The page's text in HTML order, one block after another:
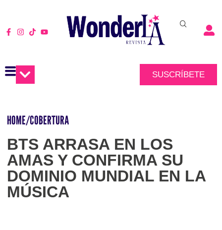
SUSCRÍBETE
HOME/COBERTURA
BTS ARRASA EN LOS
AMAS Y CONFIRMA SU
DOMINIO MUNDIAL EN LA
MÚSICA